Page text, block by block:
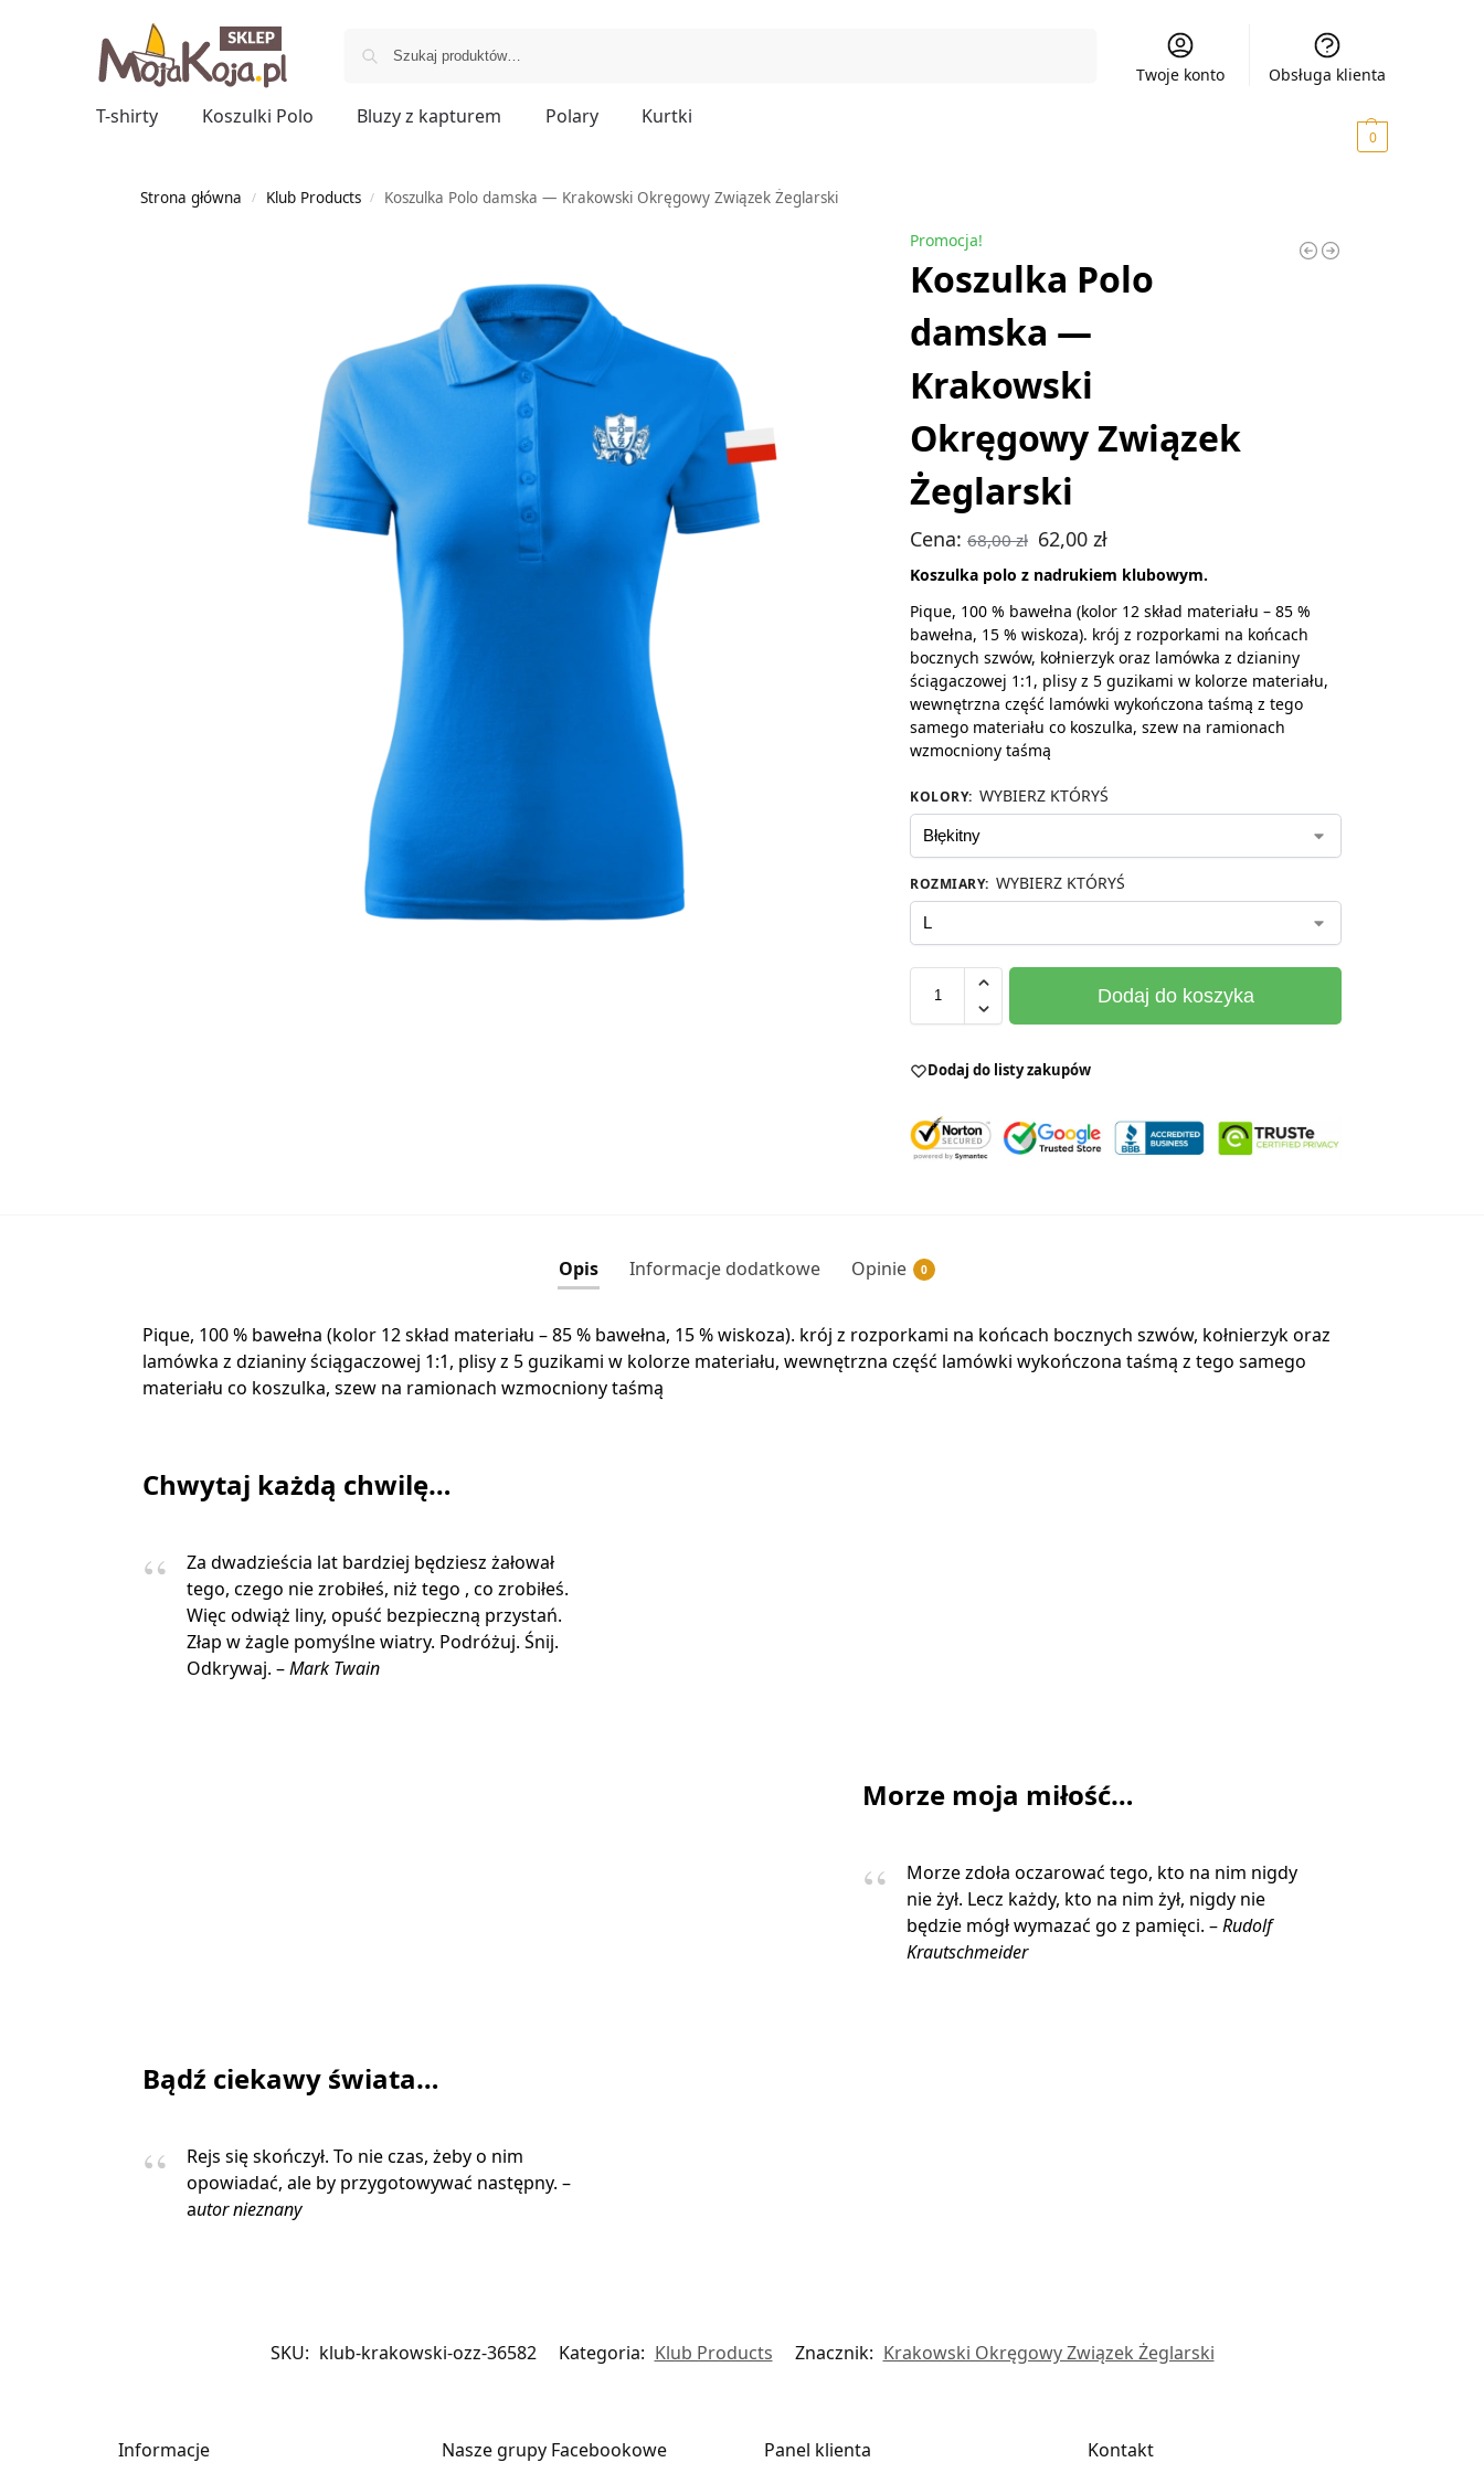
Twoje konto Obsługa klienta
T-shirty Koszulki Polo Bluzy z kapturem Polary
Kurtki
0
Strona główna / Klub Products / Koszulka Polo damska — Krakowski Okręgowy Związek Żeglarski
Promocja!
Koszulka Polo
damska —
Krakowski
Okręgowy Związek
Żeglarski
Cena:68,00zł 62,00 zł
Koszulka polo z nadrukiem klubowym.
Pique, 100 % bawełna (kolor 12 skład materiału – 85 %
bawełna, 15 % wiskoza). krój z rozporkami na końcach
bocznych szwów, kołnierzyk oraz lamówka z dzianiny
ściągaczowej 1:1, plisy z 5 guzikami w kolorze materiału,
wewnętrzna część lamówki wykończona taśmą z tego
samego materiału co koszulka, szew na ramionach
wzmocniony taśmą
KOLORY: WYBIERZ KTÓRYŚ
ROZMIARY: WYBIERZ KTÓRYŚ
Dodaj do koszyka
Dodaj do listy zakupów
Opis Informacje dodatkowe Opinie 0
Pique, 100 % bawełna (kolor 12 skład materiału – 85 % bawełna, 15 % wiskoza). krój z rozporkami na końcach bocznych szwów, kołnierzyk oraz
lamówka z dzianiny ściągaczowej 1:1, plisy z 5 guzikami w kolorze materiału, wewnętrzna część lamówki wykończona taśmą z tego samego
materiału co koszulka, szew na ramionach wzmocniony taśmą
Chwytaj każdą chwilę…
Za dwadzieścia lat bardziej będziesz żałował
tego, czego nie zrobiłeś, niż tego , co zrobiłeś.
Więc odwiąż liny, opuść bezpieczną przystań.
Złap w żagle pomyślne wiatry. Podróżuj. Śnij.
Odkrywaj. –Mark Twain
Morze moja miłość…
Morze zdoła oczarować tego, kto na nim nigdy
nie żył. Lecz każdy, kto na nim żył, nigdy nie
będzie mógł wymazać go z pamięci. –Rudolf
Krautschmeider
Bądź ciekawy świata…
Rejs się skończył. To nie czas, żeby o nim
opowiadać, ale by przygotowywać następny. –
autor nieznany
SKU: klub-krakowski-ozz-36582 Kategoria: Klub Products Znacznik: Krakowski Okręgowy Związek Żeglarski
Informacje Nasze grupy Facebookowe Panel klienta Kontakt